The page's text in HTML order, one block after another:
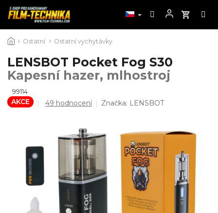
na
Ostatní Ostatní vychytávky
LENSBOT Pocket Fog S30
Kapesní hazer, mlhostroj
99114
AKCE
Průměrné
hvězdiček.
49 hodnocení Značka: LENSBOT